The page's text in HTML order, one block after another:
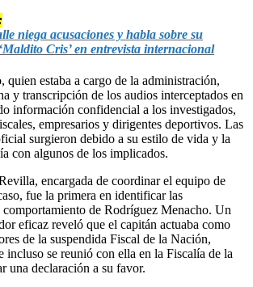
niega acusaciones y habla sobre su
Cris’ en entrevista internacional
quien estaba a cargo de la administración,
y transcripción de los audios interceptados en
información confidencial a los investigados,
empresarios y dirigentes deportivos. Las
surgieron debido a su estilo de vida y la
con algunos de los implicados.
encargada de coordinar el equipo de
fue la primera en identificar las
comportamiento de Rodríguez Menacho. Un
eficaz reveló que el capitán actuaba como
de la suspendida Fiscal de la Nación,
incluso se reunió con ella en la Fiscalía de la
una declaración a su favor.